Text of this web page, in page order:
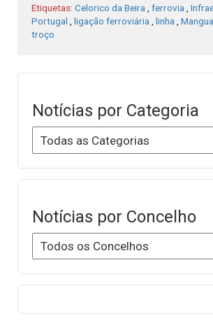
Etiquetas: Celorico da Beira ferrovia
Portugal
ligação ferroviária linha
troço
Notícias por Categoria
Notícias por Concelho